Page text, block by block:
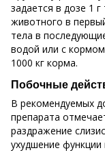
задается в дозе 1
животного в
тела в
водой или с
1000 кг корма.
Побочные
В рекомендуемых
препарата
раздражение
ухудшение функции